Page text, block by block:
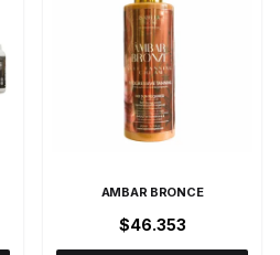
AMBAR BRONCE
$46.353